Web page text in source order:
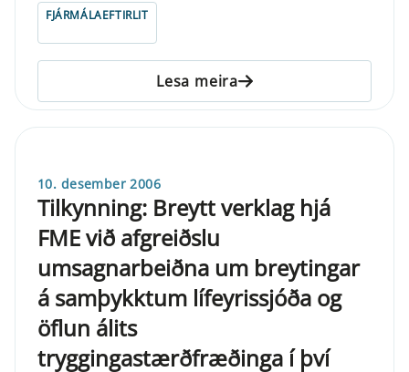
FJÁRMÁLAEFTIRLIT
Lesa meira
10. desember 2006
Tilkynning: Breytt verklag hjá
FME við afgreiðslu
umsagnarbeiðna um breytingar
á samþykktum lífeyrissjóða og
öflun álits
tryggingastærðfræðinga í því